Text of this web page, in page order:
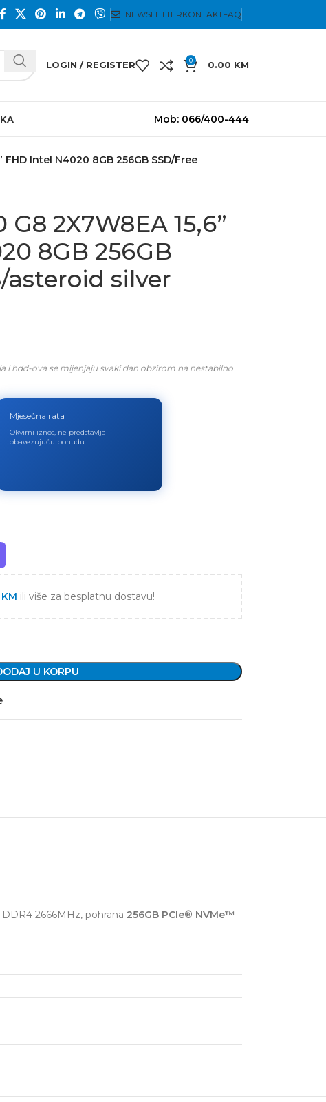
NEWSLETTERKONTAKTFAQ
LOGIN / REGISTER 0 0.00 KM
Mob: 066/400-444
FHD Intel N4020 8GB 256GB SSD/Free
2X7W8EA 15,6”
8GB 256GB
asteroid silver
i hdd-ova se mijenjaju svaki dan obzirom na nestabilno
Mjesečna rata
Okvirni iznos, ne predstavlja
obavezujuću ponudu.
KM ili više za besplatnu dostavu!
U KORPU
DDR4 2666MHz, pohrana 256GB PCIe® NVMe™